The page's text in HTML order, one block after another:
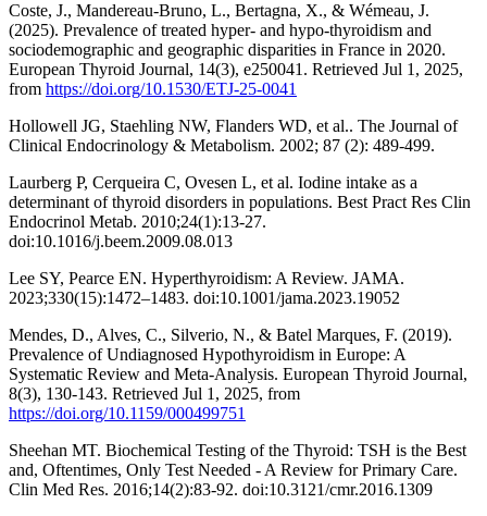
Coste, J., Mandereau-Bruno, L., Bertagna, X., & Wémeau, J.
(2025). Prevalence of treated hyper- and hypo-thyroidism and
sociodemographic and geographic disparities in France in 2020.
European Thyroid Journal, 14(3), e250041. Retrieved Jul 1, 2025,
from https://doi.org/10.1530/ETJ-25-0041
Hollowell JG, Staehling NW, Flanders WD, et al.. The Journal of
Clinical Endocrinology & Metabolism. 2002; 87 (2): 489-499.
Laurberg P, Cerqueira C, Ovesen L, et al. Iodine intake as a
determinant of thyroid disorders in populations. Best Pract Res Clin
Endocrinol Metab. 2010;24(1):13-27.
doi:10.1016/j.beem.2009.08.013
Lee SY, Pearce EN. Hyperthyroidism: A Review. JAMA.
2023;330(15):1472–1483. doi:10.1001/jama.2023.19052
Mendes, D., Alves, C., Silverio, N., & Batel Marques, F. (2019).
Prevalence of Undiagnosed Hypothyroidism in Europe: A
Systematic Review and Meta-Analysis. European Thyroid Journal,
8(3), 130-143. Retrieved Jul 1, 2025, from
https://doi.org/10.1159/000499751
Sheehan MT. Biochemical Testing of the Thyroid: TSH is the Best
and, Oftentimes, Only Test Needed - A Review for Primary Care.
Clin Med Res. 2016;14(2):83-92. doi:10.3121/cmr.2016.1309